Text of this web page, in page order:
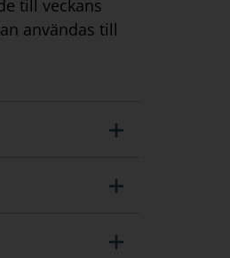
till veckans
användas till